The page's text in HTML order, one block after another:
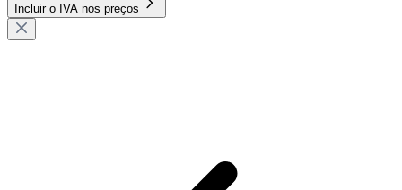
Incluir o IVA nos preços